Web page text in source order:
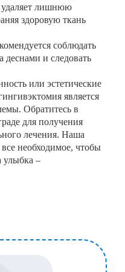
удаляет лишнюю
здоровую ткань
соблюдать
деснами и следовать
или эстетические
является
Обратитесь в
для получения
лечения. Наша
необходимое, чтобы
улыбка –